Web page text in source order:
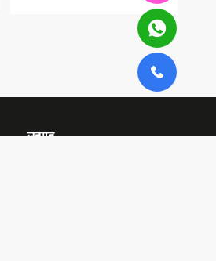
उत्पाद